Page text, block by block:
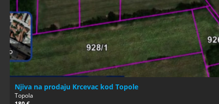
Njiva na prodaju Krcevac kod Topole
Topola